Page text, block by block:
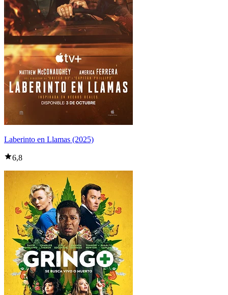
Laberinto en Llamas (2025)
6,8